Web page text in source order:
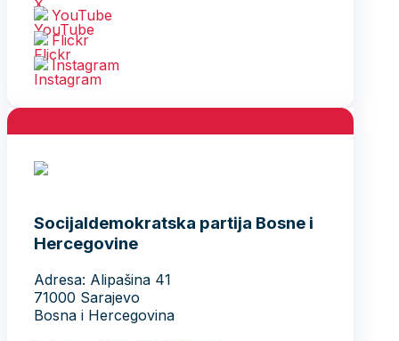
YouTube
Flickr
Instagram
Socijaldemokratska partija Bosne i
Hercegovine
Adresa: Alipašina 41
71000 Sarajevo
Bosna i Hercegovina